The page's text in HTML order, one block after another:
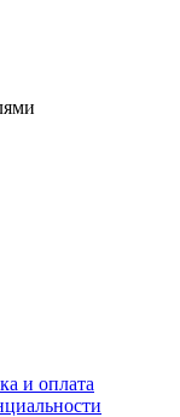
и оплата